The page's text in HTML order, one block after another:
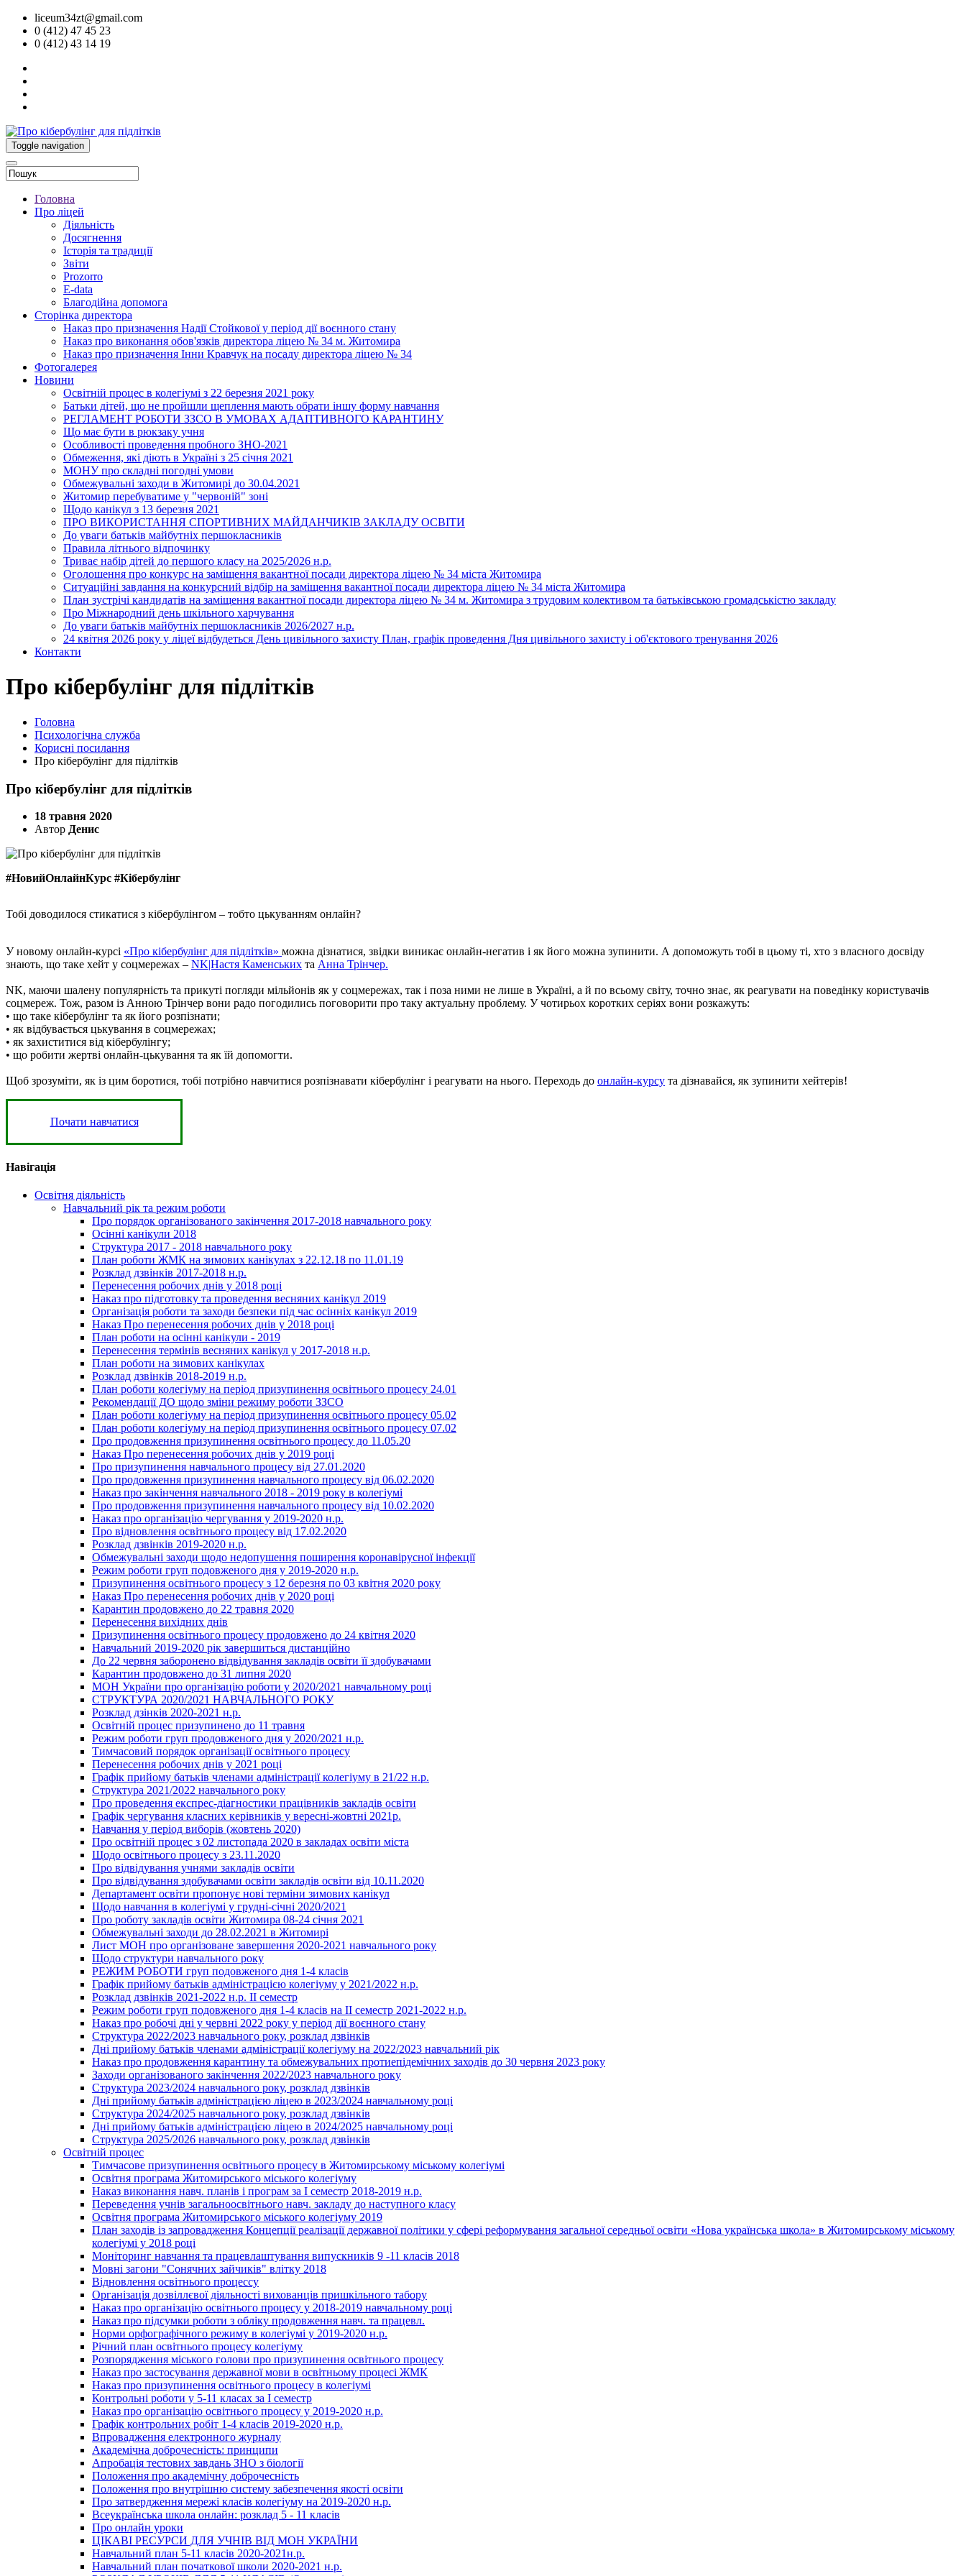
liceum34zt@gmail.com
0 (412) 47 45 23
0 (412) 43 14 19
Toggle navigation
Головна
Про ліцей
Діяльність
Досягнення
Історія та традиції
Звіти
Prozorro
E-data
Благодійна допомога
Сторінка директора
Наказ про призначення Надії Стойкової у період дії воєнного стану
Наказ про виконання обов'язків директора ліцею № 34 м. Житомира
Наказ про призначення Інни Кравчук на посаду директора ліцею № 34
Фотогалерея
Новини
Освітній процес в колегіумі з 22 березня 2021 року
Батьки дітей, що не пройшли щеплення мають обрати іншу форму навчання
РЕГЛАМЕНТ РОБОТИ ЗЗСО В УМОВАХ АДАПТИВНОГО КАРАНТИНУ
Що має бути в рюкзаку учня
Особливості проведення пробного ЗНО-2021
Обмеження, які діють в Україні з 25 січня 2021
МОНУ про складні погодні умови
Обмежувальні заходи в Житомирі до 30.04.2021
Житомир перебуватиме у "червоній" зоні
Щодо канікул з 13 березня 2021
ПРО ВИКОРИСТАННЯ СПОРТИВНИХ МАЙДАНЧИКІВ ЗАКЛАДУ ОСВІТИ
До уваги батьків майбутніх першокласників
Правила літнього відпочинку
Триває набір дітей до першого класу на 2025/2026 н.р.
Оголошення про конкурс на заміщення вакантної посади директора ліцею № 34 міста Житомира
Ситуаційні завдання на конкурсний відбір на заміщення вакантної посади директора ліцею № 34 міста Житомира
План зустрічі кандидатів на заміщення вакантної посади директора ліцею № 34 м. Житомира з трудовим колективом та батьківською громадськістю закладу
Про Міжнародний день шкільного харчування
До уваги батьків майбутніх першокласників 2026/2027 н.р.
24 квітня 2026 року у ліцеї відбудеться День цивільного захисту План, графік проведення Дня цивільного захисту і об'єктового тренування 2026
Контакти
Про кібербулінг для підлітків
Головна
Психологічна служба
Корисні посилання
Про кібербулінг для підлітків
Про кібербулінг для підлітків
18 травня 2020
Автор Денис
#НовийОнлайнКурс #Кібербулінг
Тобі доводилося стикатися з кібербулінгом – тобто цькуванням онлайн?
У новому онлайн-курсі «Про кібербулінг для підлітків» можна дізнатися, звідки виникає онлайн-негатив і як його можна зупинити. А допоможуть тобі в цьому ті, хто з власного досвіду
знають, що таке хейт у соцмережах – NK|Настя Каменських та Анна Трінчер.
NK, маючи шалену популярність та прикуті погляди мільйонів як у соцмережах, так і поза ними не лише в Україні, а й по всьому світу, точно знає, як реагувати на поведінку користувачів
соцмереж. Тож, разом із Анною Трінчер вони радо погодились поговорити про таку актуальну проблему. У чотирьох коротких серіях вони розкажуть:
• що таке кібербулінг та як його розпізнати;
• як відбувається цькування в соцмережах;
• як захиститися від кібербулінгу;
• що робити жертві онлайн-цькування та як їй допомогти.
Щоб зрозуміти, як із цим боротися, тобі потрібно навчитися розпізнавати кібербулінг і реагувати на нього. Переходь до онлайн-курсу та дізнавайся, як зупинити хейтерів!
Почати навчатися
Навігація
Освітня діяльність
Навчальний рік та режим роботи
Про порядок організованого закінчення 2017-2018 навчального року
Осінні канікули 2018
Структура 2017 - 2018 навчального року
План роботи ЖМК на зимових канікулах з 22.12.18 по 11.01.19
Розклад дзвінків 2017-2018 н.р.
Перенесення робочих днів у 2018 році
Наказ про підготовку та проведення весняних канікул 2019
Організація роботи та заходи безпеки під час осінніх канікул 2019
Наказ Про перенесення робочих днів у 2018 році
План роботи на осінні канікули - 2019
Перенесення термінів весняних канікул у 2017-2018 н.р.
План роботи на зимових канікулах
Розклад дзвінків 2018-2019 н.р.
План роботи колегіуму на період призупинення освітнього процесу 24.01
Рекомендації ДО щодо зміни режиму роботи ЗЗСО
План роботи колегіуму на період призупинення освітнього процесу 05.02
План роботи колегіуму на період призупинення освітнього процесу 07.02
Про продовження призупинення освітнього процесу до 11.05.20
Наказ Про перенесення робочих днів у 2019 році
Про призупинення навчального процесу від 27.01.2020
Про продовження призупинення навчального процесу від 06.02.2020
Наказ про закінчення навчального 2018 - 2019 року в колегіумі
Про продовження призупинення навчального процесу від 10.02.2020
Наказ про організацію чергування у 2019-2020 н.р.
Про відновлення освітнього процесу від 17.02.2020
Розклад дзвінків 2019-2020 н.р.
Обмежувальні заходи щодо недопушення поширення коронавірусної інфекції
Режим роботи груп подовженого дня у 2019-2020 н.р.
Призупинення освітнього процесу з 12 березня по 03 квітня 2020 року
Наказ Про перенесення робочих днів у 2020 році
Карантин продовжено до 22 травня 2020
Перенесення вихідних днів
Призупинення освітнього процесу продовжено до 24 квітня 2020
Навчальний 2019-2020 рік завершиться дистанційно
До 22 червня заборонено відвідування закладів освіти її здобувачами
Карантин продовжено до 31 липня 2020
МОН України про організацію роботи у 2020/2021 навчальному році
СТРУКТУРА 2020/2021 НАВЧАЛЬНОГО РОКУ
Розклад дзінків 2020-2021 н.р.
Освітній процес призупинено до 11 травня
Режим роботи груп продовженого дня у 2020/2021 н.р.
Тимчасовий порядок організації освітнього процесу
Перенесення робочих днів у 2021 році
Графік прийому батьків членами адміністрації колегіуму в 21/22 н.р.
Структура 2021/2022 навчального року
Про проведення експрес-діагностики працівників закладів освіти
Графік чергування класних керівників у вересні-жовтні 2021р.
Навчання у період виборів (жовтень 2020)
Про освітній процес з 02 листопада 2020 в закладах освіти міста
Щодо освітнього процесу з 23.11.2020
Про відвідування учнями закладів освіти
Про відвідування здобувачами освіти закладів освіти від 10.11.2020
Департамент освіти пропонує нові терміни зимових канікул
Щодо навчання в колегіумі у грудні-січні 2020/2021
Про роботу закладів освіти Житомира 08-24 січня 2021
Обмежувальні заходи до 28.02.2021 в Житомирі
Лист МОН про організоване завершення 2020-2021 навчального року
Щодо структури навчального року
РЕЖИМ РОБОТИ груп подовженого дня 1-4 класів
Графік прийому батьків адміністрацією колегіуму у 2021/2022 н.р.
Розклад дзвінків 2021-2022 н.р. ІІ семестр
Режим роботи груп подовженого дня 1-4 класів на ІІ семестр 2021-2022 н.р.
Наказ про робочі дні у червні 2022 року у період дії воєнного стану
Структура 2022/2023 навчального року, розклад дзвінків
Дні прийому батьків членами адміністрації колегіуму на 2022/2023 навчальний рік
Наказ про продовження карантину та обмежувальних протиепідемічних заходів до 30 червня 2023 року
Заходи організованого закінчення 2022/2023 навчального року
Структура 2023/2024 навчального року, розклад дзвінків
Дні прийому батьків адміністрацією ліцею в 2023/2024 навчальному році
Структура 2024/2025 навчального року, розклад дзвінків
Дні прийому батьків адміністрацією ліцею в 2024/2025 навчальному році
Структура 2025/2026 навчального року, розклад дзвінків
Освітній процес
Тимчасове призупинення освітнього процесу в Житомирському міському колегіумі
Освітня програма Житомирського міського колегіуму
Наказ виконання навч. планів і програм за І семестр 2018-2019 н.р.
Переведення учнів загальноосвітнього навч. закладу до наступного класу
Освітня програма Житомирського міського колегіуму 2019
План заходів із запровадження Концепції реалізації державної політики у сфері реформування загальної середньої освіти «Нова українська школа» в Житомирському міському
колегіумі у 2018 році
Моніторинг навчання та працевлаштування випускників 9 -11 класів 2018
Мовні загони "Сонячних зайчиків" влітку 2018
Відновлення освітнього процессу
Організація дозвіллєвої діяльності вихованців пришкільного табору
Наказ про організацію освітнього процесу у 2018-2019 навчальному році
Наказ про підсумки роботи з обліку продовження навч. та працевл.
Норми орфографічного режиму в колегіумі у 2019-2020 н.р.
Річний план освітнього процесу колегіуму
Розпорядження міського голови про призупинення освітнього процесу
Наказ про застосування державної мови в освітньому процесі ЖМК
Наказ про призупинення освітнього процесу в колегіумі
Контрольні роботи у 5-11 класах за І семестр
Наказ про організацію освітнього процесу у 2019-2020 н.р.
Графік контрольних робіт 1-4 класів 2019-2020 н.р.
Впровадження електронного журналу
Академічна доброчесність: принципи
Апробація тестових завдань ЗНО з біології
Положення про академічну доброчесність
Положення про внутрішню систему забезпечення якості освіти
Про затвердження мережі класів колегіуму на 2019-2020 н.р.
Всеукраїнська школа онлайн: розклад 5 - 11 класів
Про онлайн уроки
ЦІКАВІ РЕСУРСИ ДЛЯ УЧНІВ ВІД МОН УКРАЇНИ
Навчальний план 5-11 класів 2020-2021н.р.
Навчальний план початкової школи 2020-2021 н.р.